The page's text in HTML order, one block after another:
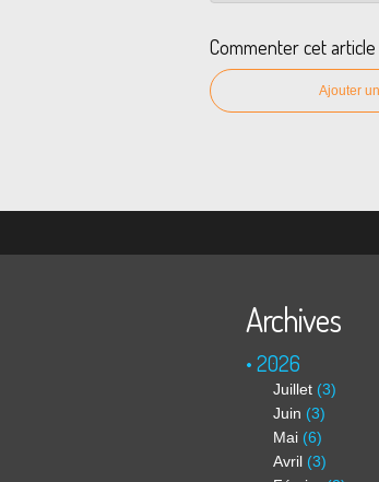
Commenter cet article
Ajouter
Archives
2026
Juillet (3)
Juin (3)
Mai (6)
Avril (3)